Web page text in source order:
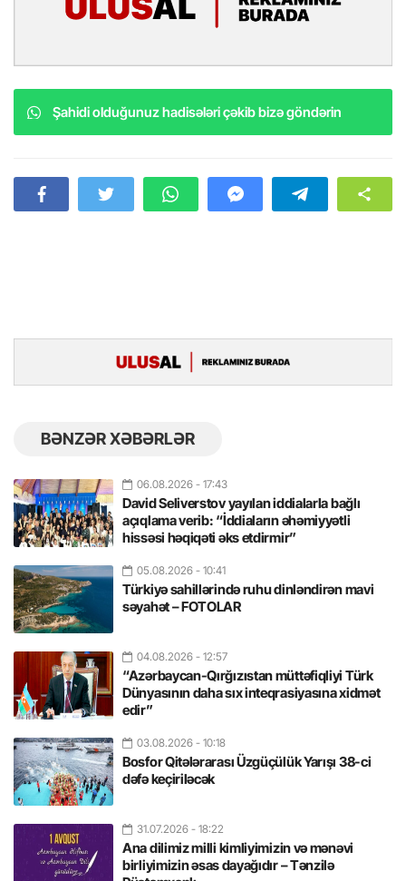
Şahidi olduğunuz hadisələri çəkib bizə göndərin
BƏNZƏR XƏBƏRLƏR
06.08.2026 - 17:43
David Seliverstov yayılan iddialarla bağlı
açıqlama verib: “İddiaların əhəmiyyətli
hissəsi həqiqəti əks etdirmir”
05.08.2026 - 10:41
Türkiyə sahillərində ruhu dinləndirən mavi
səyahət – FOTOLAR
04.08.2026 - 12:57
“Azərbaycan-Qırğızıstan müttəfiqliyi Türk
Dünyasının daha sıx inteqrasiyasına xidmət
edir”
03.08.2026 - 10:18
Bosfor Qitələrarası Üzgüçülük Yarışı 38-ci
dəfə keçiriləcək
31.07.2026 - 18:22
Ana dilimiz milli kimliyimizin və mənəvi
birliyimizin əsas dayağıdır – Tənzilə